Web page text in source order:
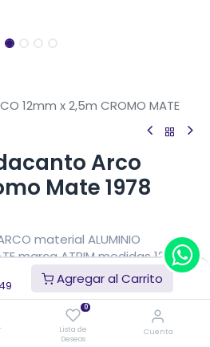
Agregar al Carrito
0
Lista de
Deseos
Cuenta
12mm x 2,5m CROMO MATE
Arco
Mate 1978
material ALUMINIO
marca ATRIM medidas 12 mm
x 2,5 metros de largo.
23.619,41